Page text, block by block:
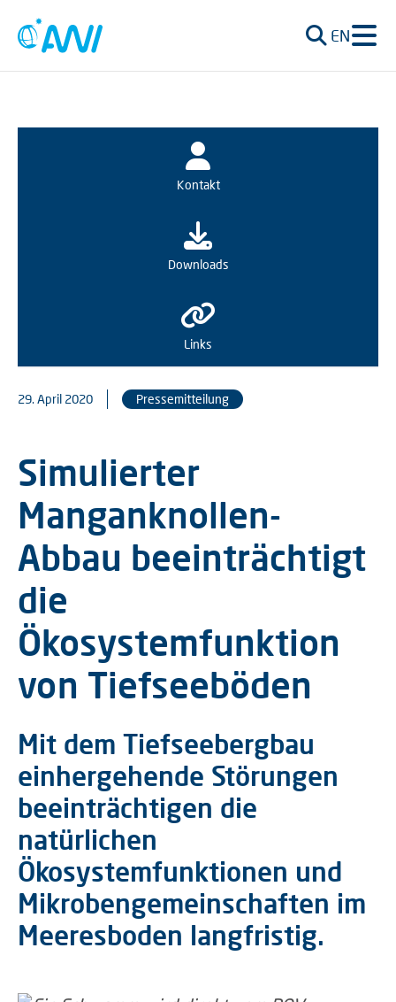
EN
Kontakt
Downloads
Links
29. April 2020 Pressemitteilung
Simulierter
Manganknollen-
Abbau beeinträchtigt
die
Ökosystemfunktion
von Tiefseeböden
Mit dem Tiefseebergbau
einhergehende Störungen
beeinträchtigen die
natürlichen
Ökosystemfunktionen und
Mikrobengemeinschaften im
Meeresboden langfristig.